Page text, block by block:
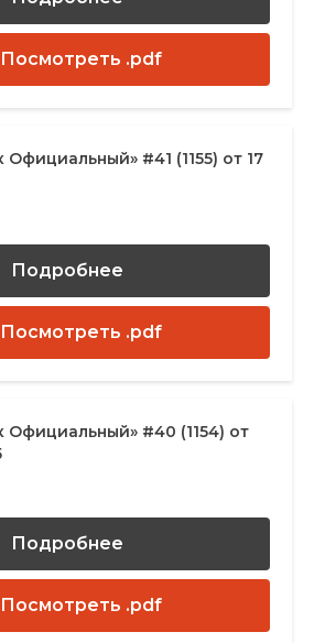
Посмотреть .pdf
Официальный» #41 (1155) от 17
Подробнее
Посмотреть .pdf
Официальный» #40 (1154) от
Подробнее
Посмотреть .pdf